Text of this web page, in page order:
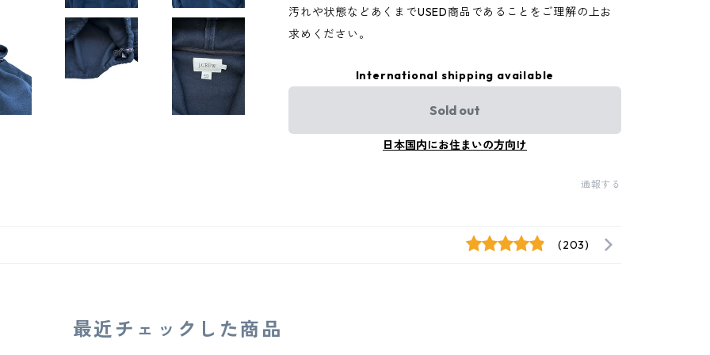
汚れや状態などあくまでUSED商品であることをご理解の上お
求めください。
International shipping available
Sold out
日本国内にお住まいの方向け
通報する
(203)
最近チェックした商品